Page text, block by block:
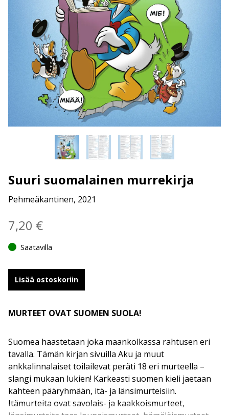
Suuri suomalainen murrekirja
Pehmeäkantinen, 2021
7,20 €
Saatavilla
Lisää ostoskoriin
MURTEET OVAT SUOMEN SUOLA!
Suomea haastetaan joka maankolkassa rahtusen eri
tavalla. Tämän kirjan sivuilla Aku ja muut
ankkalinnalaiset toilailevat peräti 18 eri murteella –
slangi mukaan lukien! Karkeasti suomen kieli jaetaan
kahteen pääryhmään, itä- ja länsimurteisiin.
Itämurteita ovat savolais- ja kaakkoismurteet,